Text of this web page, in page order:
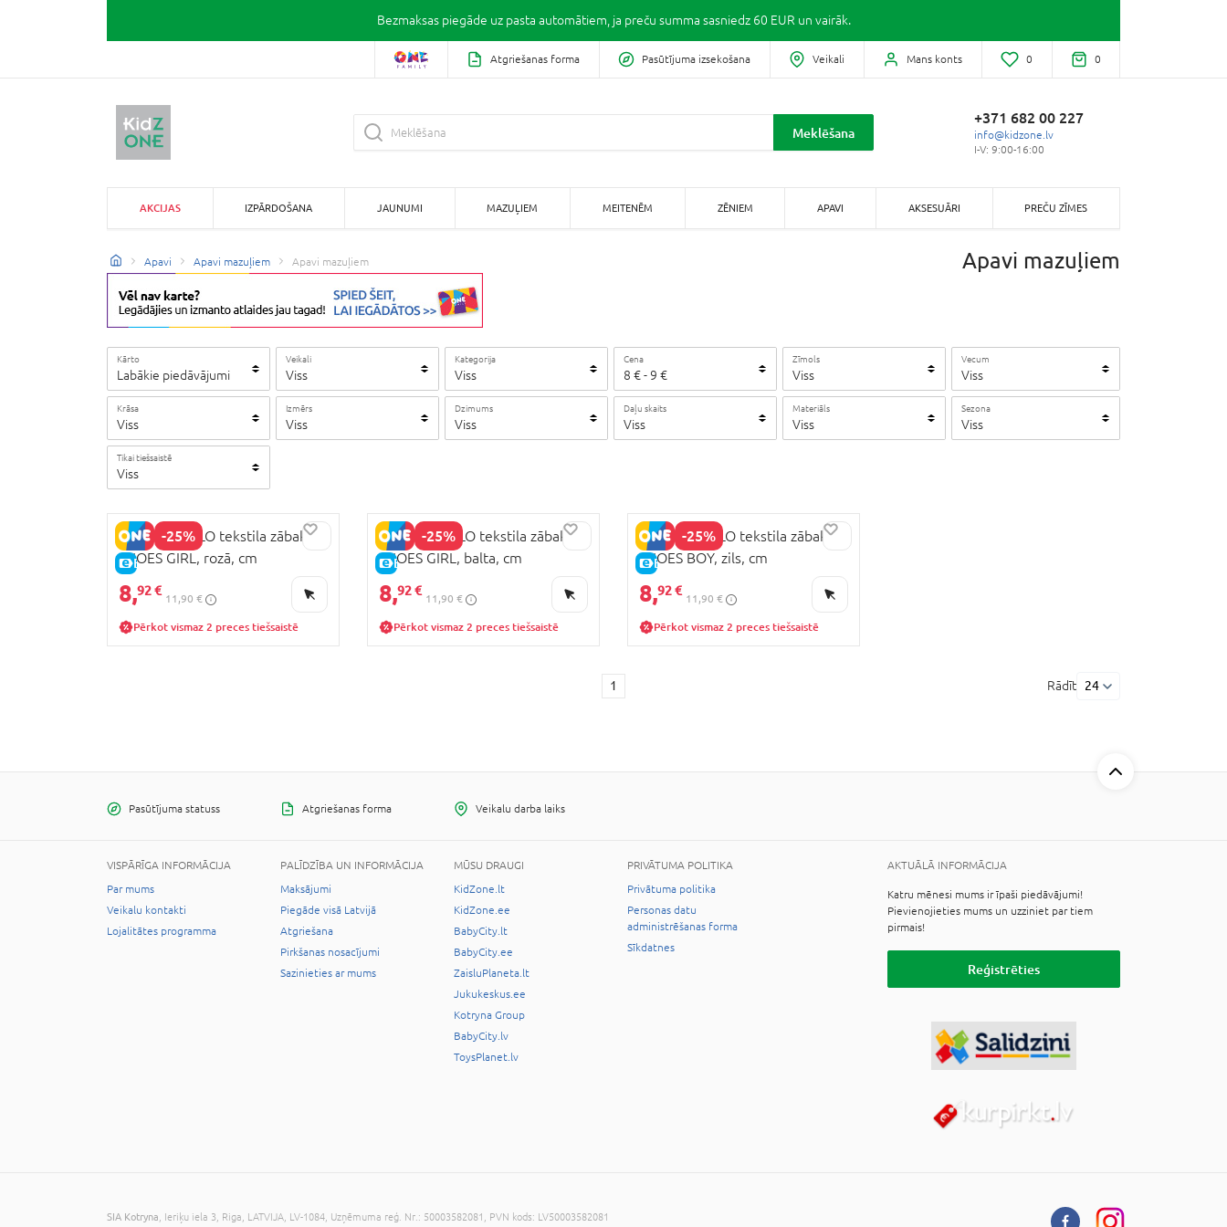
Bezmaksas piegāde uz pasta automātiem, ja preču summa sasniedz 60 EUR un vairāk.
Atgriešanas forma Pasūtījuma izsekošana Veikali Mans konts 0 0
Meklēšana
+371 682 00 227
info@kidzone.lv
I-V: 9:00-16:00
AKCIJAS IZPĀRDOŠANA JAUNUMI MAZUĻIEM MEITENĒM ZĒNIEM APAVI AKSESUĀRI PREČU ZĪMES
Apavi Apavi mazuļiem Apavi mazuļiem Apavi mazuļiem
Kārto
Labākie piedāvājumi
Veikali
Viss
Kategorija
Viss
Cena
8 €- 9 €
Zīmols
Viss
Vecum
Viss
Krāsa
Viss
Izmērs
Viss
Dzimums
Viss
Daļu skaits
Viss
Materiāls
Viss
Sezona
Viss
Tikai tiešsaistē
Viss
-25%
E-CENA
COCCODRILLO tekstila zābaki
SHOES GIRL, rozā, cm
8,92 €
11,90 €
Pērkot vismaz 2 preces tiešsaistē
-25%
E-CENA
COCCODRILLO tekstila zābaki
SHOES GIRL, balta, cm
8,92 €
11,90 €
Pērkot vismaz 2 preces tiešsaistē
-25%
E-CENA
COCCODRILLO tekstila zābaki
SHOES BOY, zils, cm
8,92 €
11,90 €
Pērkot vismaz 2 preces tiešsaistē
1 Rādīt 24
Pasūtījuma statuss Atgriešanas forma Veikalu darba laiks
VISPĀRĪGA INFORMĀCIJA
Par mums
Veikalu kontakti
Lojalitātes programma
PALĪDZĪBA UN INFORMĀCIJA
Maksājumi
Piegāde visā Latvijā
Atgriešana
Pirkšanas nosacījumi
Sazinieties ar mums
MŪSU DRAUGI
KidZone.lt
KidZone.ee
BabyCity.lt
BabyCity.ee
ZaisluPlaneta.lt
Jukukeskus.ee
Kotryna Group
BabyCity.lv
ToysPlanet.lv
PRIVĀTUMA POLITIKA
Privātuma politika
Personas datu
administrēšanas forma
Sīkdatnes
AKTUĀLĀ INFORMĀCIJA
Katru mēnesi mums ir īpaši piedāvājumi!
Pievienojieties mums un uzziniet par tiem
pirmais!
Reģistrēties
SIA Kotryna , Ieriķu iela 3, Riga, LATVIJA, LV-1084, Uzņēmuma reģ. Nr.: 50003582081, PVN kods: LV50003582081